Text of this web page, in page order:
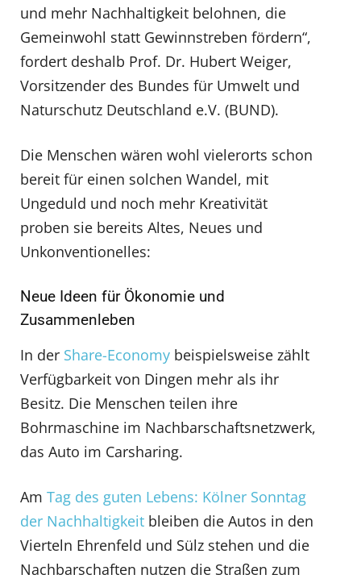
und mehr Nachhaltigkeit belohnen, die
Gemeinwohl statt Gewinnstreben fördern“,
fordert deshalb Prof. Dr. Hubert Weiger,
Vorsitzender des Bundes für Umwelt und
Naturschutz Deutschland e.V. (BUND).
Die Menschen wären wohl vielerorts schon
bereit für einen solchen Wandel, mit
Ungeduld und noch mehr Kreativität
proben sie bereits Altes, Neues und
Unkonventionelles:
Neue Ideen für Ökonomie und
Zusammenleben
In der Share-Economy beispielsweise zählt
Verfügbarkeit von Dingen mehr als ihr
Besitz. Die Menschen teilen ihre
Bohrmaschine im Nachbarschaftsnetzwerk,
das Auto im Carsharing.
Am Tag des guten Lebens: Kölner Sonntag
der Nachhaltigkeit bleiben die Autos in den
Vierteln Ehrenfeld und Sülz stehen und die
Nachbarschaften nutzen die Straßen zum